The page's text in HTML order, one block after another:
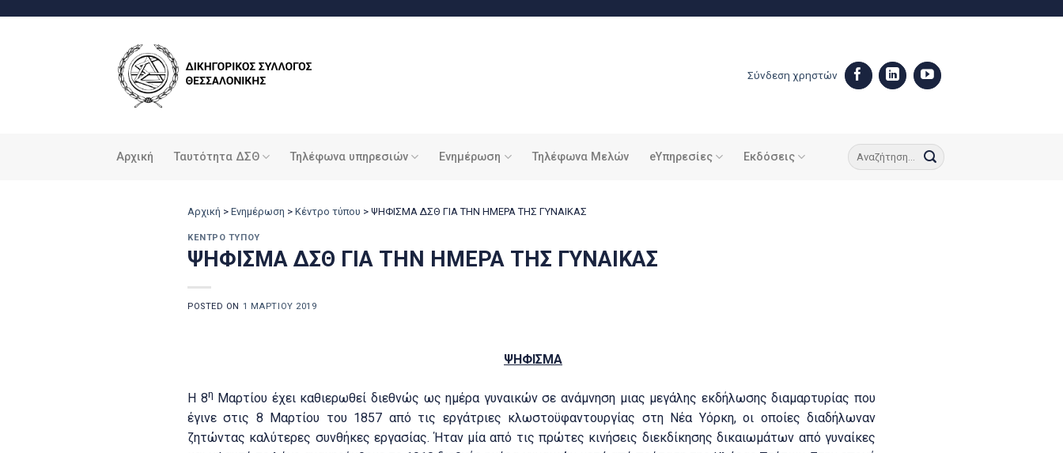
Σύνδεση χρηστών
Αρχική Ταυτότητα ΔΣΘ Τηλέφωνα υπηρεσιών Ενημέρωση Τηλέφωνα Μελών eΥπηρεσίες Εκδόσεις
Αρχική > Ενημέρωση > Κέντρο τύπου > ΨΗΦΙΣΜΑ ΔΣΘ ΓΙΑ ΤΗΝ ΗΜΕΡΑ ΤΗΣ ΓΥΝΑΙΚΑΣ
ΚΈΝΤΡΟ ΤΎΠΟΥ
ΨΗΦΙΣΜΑ ΔΣΘ ΓΙΑ ΤΗΝ ΗΜΕΡΑ ΤΗΣ ΓΥΝΑΙΚΑΣ
POSTED ON 1 ΜΑΡΤΊΟΥ 2019
ΨΗΦΙΣΜΑ
Η 8η Μαρτίου έχει καθιερωθεί διεθνώς ως ημέρα γυναικών σε ανάμνηση μιας μεγάλης εκδήλωσης διαμαρτυρίας που
έγινε στις 8 Μαρτίου του 1857 από τις εργάτριες κλωστοϋφαντουργίας στη Νέα Υόρκη, οι οποίες διαδήλωναν
ζητώντας καλύτερες συνθήκες εργασίας. Ήταν μία από τις πρώτες κινήσεις διεκδίκησης δικαιωμάτων από γυναίκες